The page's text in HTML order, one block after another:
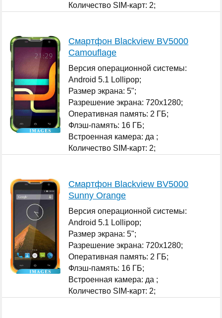
Количество SIM-карт: 2;
Смартфон Blackview BV5000
Camouflage
Версия операционной системы:
Android 5.1 Lollipop;
Размер экрана: 5";
Разрешение экрана: 720x1280;
Оперативная память: 2 ГБ;
Флэш-память: 16 ГБ;
Встроенная камера: да ;
Количество SIM-карт: 2;
Смартфон Blackview BV5000
Sunny Orange
Версия операционной системы:
Android 5.1 Lollipop;
Размер экрана: 5";
Разрешение экрана: 720x1280;
Оперативная память: 2 ГБ;
Флэш-память: 16 ГБ;
Встроенная камера: да ;
Количество SIM-карт: 2;